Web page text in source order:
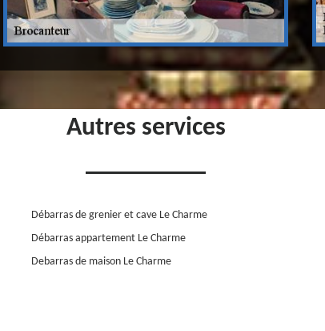
Autres services
Débarras de grenier et cave Le Charme
Débarras appartement Le Charme
Debarras de maison Le Charme